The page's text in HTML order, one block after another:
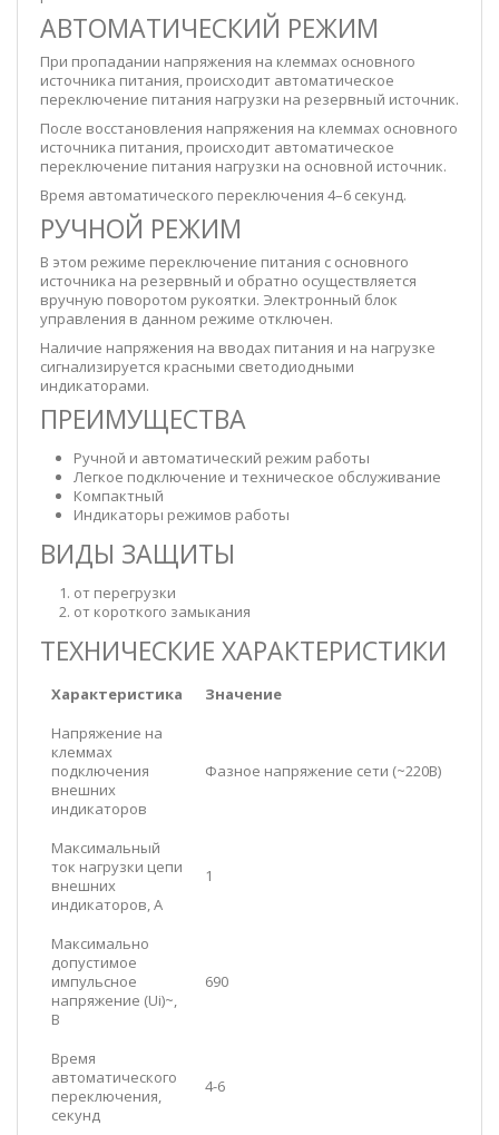
АВТОМАТИЧЕСКИЙ РЕЖИМ
При пропадании напряжения на клеммах основного
источника питания, происходит автоматическое
переключение питания нагрузки на резервный источник.
После восстановления напряжения на клеммах основного
источника питания, происходит автоматическое
переключение питания нагрузки на основной источник.
Время автоматического переключения 4–6 секунд.
РУЧНОЙ РЕЖИМ
В этом режиме переключение питания с основного
источника на резервный и обратно осуществляется
вручную поворотом рукоятки. Электронный блок
управления в данном режиме отключен.
Наличие напряжения на вводах питания и на нагрузке
сигнализируется красными светодиодными
индикаторами.
ПРЕИМУЩЕСТВА
Ручной и автоматический режим работы
Легкое подключение и техническое обслуживание
Компактный
Индикаторы режимов работы
ВИДЫ ЗАЩИТЫ
от перегрузки
от короткого замыкания
ТЕХНИЧЕСКИЕ ХАРАКТЕРИСТИКИ
Характеристика
Значение
Напряжение на
клеммах
подключения
внешних
индикаторов
Фазное напряжение сети (~220В)
Максимальный
ток нагрузки цепи
внешних
индикаторов, А
1
Максимально
допустимое
импульсное
напряжение (Ui)~,
В
690
Время
автоматического
переключения,
секунд
4-6